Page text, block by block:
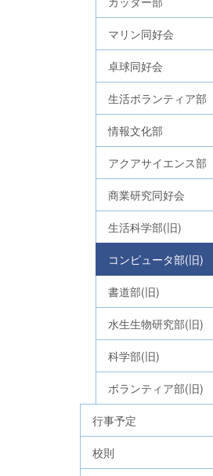
マリン同好会
卓球同好会
生活ボランティア部
情報文化部
アクアサイエンス部
商業研究同好会
生活科学部(旧)
コンピュータ部(旧)
書道部(旧)
水生生物研究部(旧)
科学部(旧)
ボランティア部(旧)
行事予定
校則